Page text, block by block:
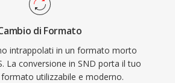
di Formato
intrappolati in un formato morto
La conversione in SND porta il tuo
utilizzabile e moderno.